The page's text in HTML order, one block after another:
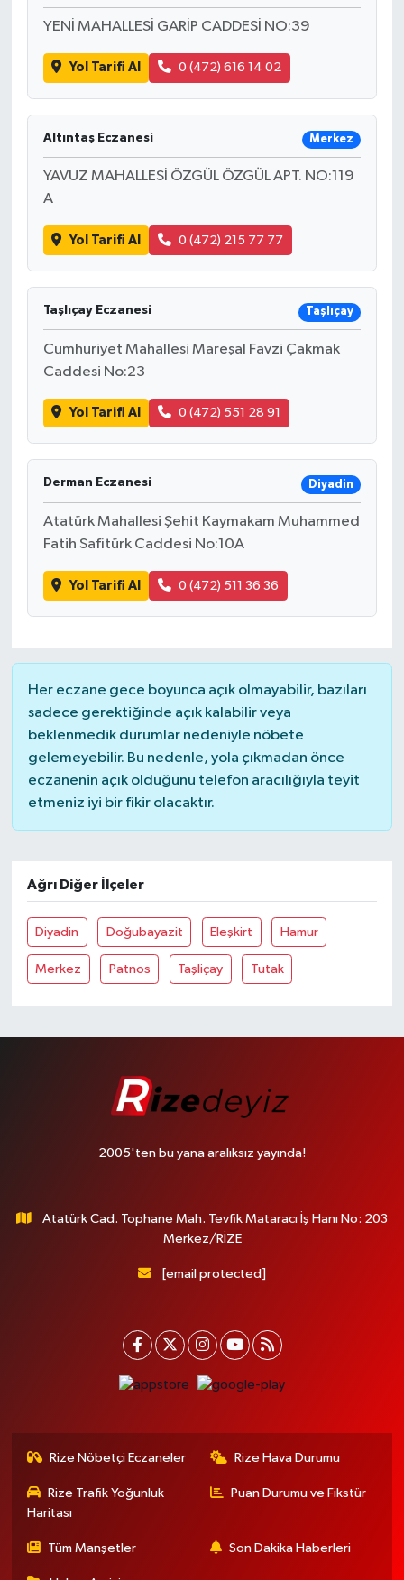
YENİ MAHALLESİ GARİP CADDESİ NO:39
Yol Tarifi Al 0 (472) 616 14 02
Altıntaş Eczanesi Merkez
YAVUZ MAHALLESİ ÖZGÜL ÖZGÜL APT. NO:119
A
Yol Tarifi Al 0 (472) 215 77 77
Taşlıçay Eczanesi Taşlıçay
Cumhuriyet Mahallesi Mareşal Favzi Çakmak
Caddesi No:23
Yol Tarifi Al 0 (472) 551 28 91
Derman Eczanesi Diyadin
Atatürk Mahallesi Şehit Kaymakam Muhammed
Fatih Safitürk Caddesi No:10A
Yol Tarifi Al 0 (472) 511 36 36
Her eczane gece boyunca açık olmayabilir, bazıları
sadece gerektiğinde açık kalabilir veya
beklenmedik durumlar nedeniyle nöbete
gelemeyebilir. Bu nedenle, yola çıkmadan önce
eczanenin açık olduğunu telefon aracılığıyla teyit
etmeniz iyi bir fikir olacaktır.
Ağrı Diğer İlçeler
Diyadin Doğubayazit Eleşkirt Hamur
Merkez Patnos Taşliçay Tutak
2005'ten bu yana aralıksız yayında!
Atatürk Cad. Tophane Mah. Tevfik Mataracı İş Hanı No: 203
Merkez/RİZE
[email protected]
Rize Nöbetçi Eczaneler Rize Hava Durumu
Rize Trafik Yoğunluk
Haritası
Puan Durumu ve Fikstür
Tüm Manşetler Son Dakika Haberleri